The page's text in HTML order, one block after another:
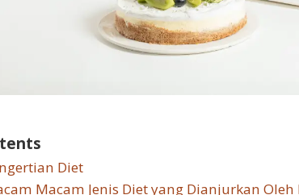
Diet
Macam Jenis Diet yang Dianjurkan Oleh